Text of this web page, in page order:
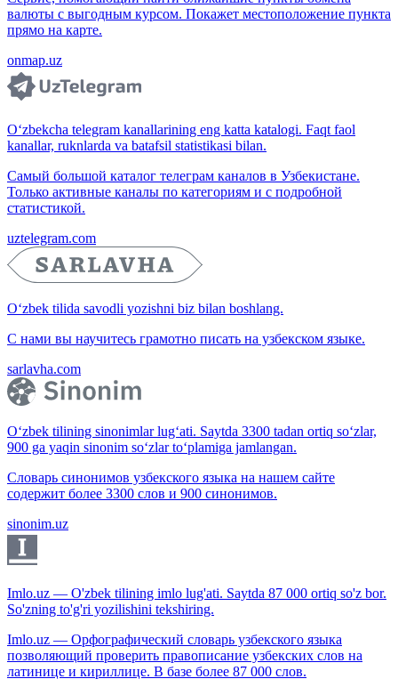
валюты с выгодным курсом. Покажет местоположение пункта
прямо на карте.
onmap.uz
O‘zbekcha telegram kanallarining eng katta katalogi. Faqt faol
kanallar, ruknlarda va batafsil statistikasi bilan.
Самый большой каталог телеграм каналов в Узбекистане.
Только активные каналы по категориям и с подробной
статистикой.
uztelegram.com
O‘zbek tilida savodli yozishni biz bilan boshlang.
С нами вы научитесь грамотно писать на узбекском языке.
sarlavha.com
O‘zbek tilining sinonimlar lug‘ati. Saytda 3300 tadan ortiq so‘zlar,
900 ga yaqin sinonim so‘zlar to‘plamiga jamlangan.
Словарь синонимов узбекского языка на нашем сайте
содержит более 3300 слов и 900 синонимов.
sinonim.uz
Imlo.uz — O'zbek tilining imlo lug'ati. Saytda 87 000 ortiq so'z bor.
So'zning to'g'ri yozilishini tekshiring.
Imlo.uz — Орфографический словарь узбекского языка
позволяющий проверить правописание узбекских слов на
латинице и кириллице. В базе более 87 000 слов.